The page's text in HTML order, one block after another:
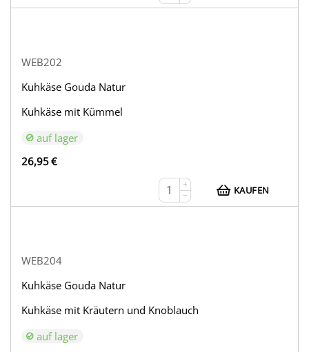
WEB202
Kuhkäse Gouda Natur
Kuhkäse mit Kümmel
auf lager
26,95€
+
−
KAUFEN
WEB204
Kuhkäse Gouda Natur
Kuhkäse mit Kräutern und Knoblauch
auf lager